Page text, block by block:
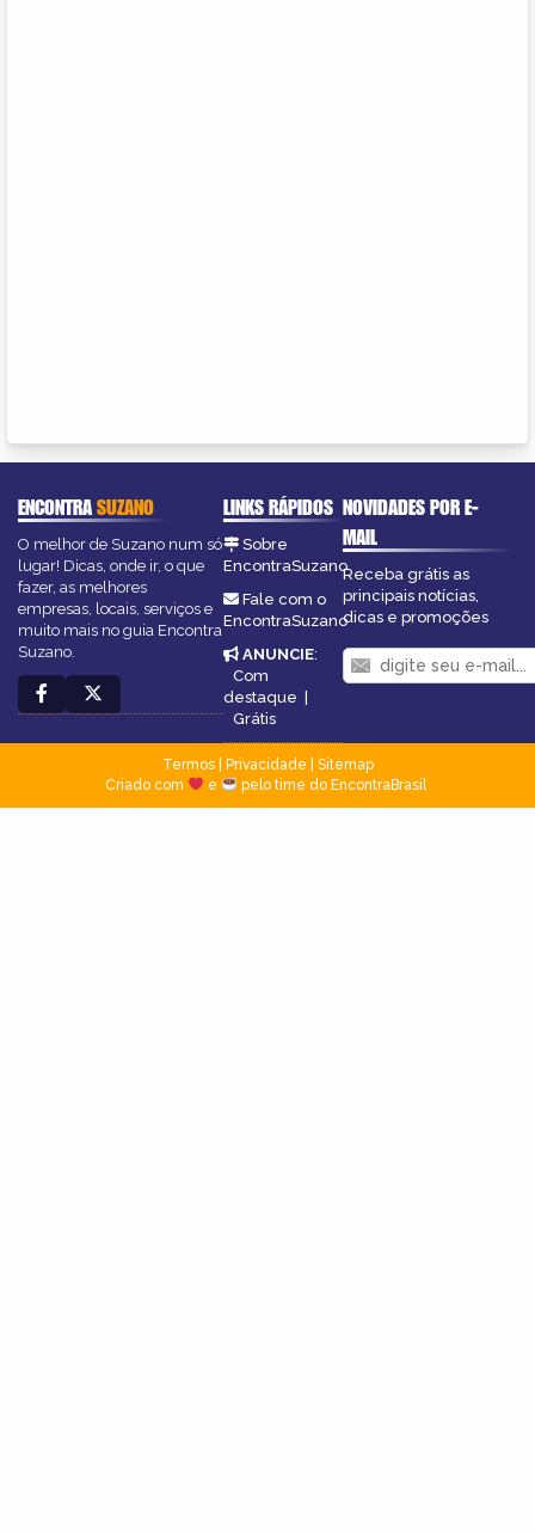
ENCONTRASUZANO
O melhor de Suzano num só
lugar! Dicas, onde ir, o que
fazer, as melhores
empresas, locais, serviços e
muito mais no guia Encontra
Suzano.
LINKS RÁPIDOS
Sobre
EncontraSuzano
Fale com o
EncontraSuzano
ANUNCIE:
Com
destaque |
Grátis
NOVIDADES POR E-
MAIL
Receba grátis as
principais notícias,
dicas e promoções
Termos| Privacidade
Sitemap
Criado com
e pelo time do EncontraBrasil